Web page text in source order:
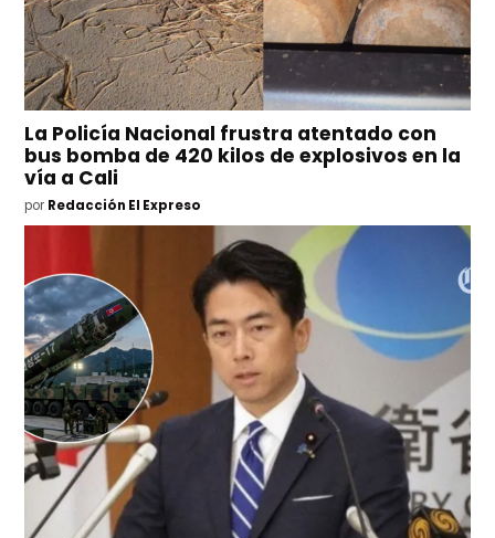
La Policía Nacional frustra atentado con
bus bomba de 420 kilos de explosivos en la
vía a Cali
por Redacción El Expreso